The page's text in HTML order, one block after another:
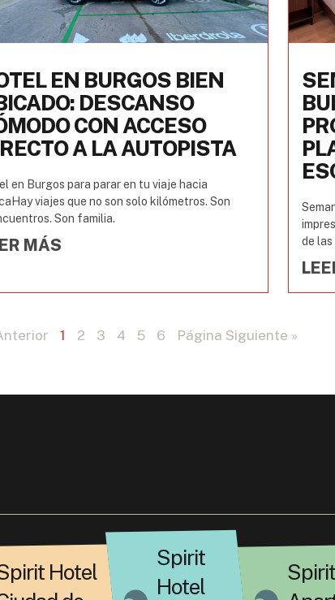
EN BURGOS BIEN
DESCANSO
CON ACCESO
A LA AUTOPISTA
en Burgos para parar en tu viaje hacia
viajes que no son solo kilómetros. Son
Son familia.
MÁS
de
1 2 3 4 5 6 Página Siguiente »
Hotel
Spirit
Hotel
Spirit